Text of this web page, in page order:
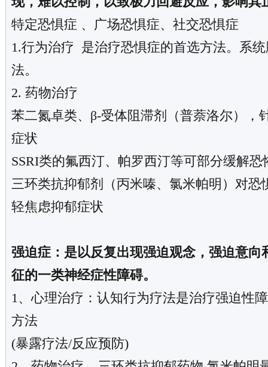
特定恐惧症 、广场恐惧症、社交恐惧症
1.行为治疗 是治疗恐惧症的首选方法。系
法。
2. 药物治疗
苯二氮卓类、β-受体阻滞剂（普萘洛尔），
症状
SSRI类的氟西汀、帕罗西汀等可部分缓解恐
三环类抗抑郁剂（丙米嗪、氯米帕明）对恐
轻焦虑抑郁症状
强迫症：是以反复出现强迫观念，强迫意向
征的一类神经症性障碍。
1、心理治疗：认知行为疗法是治疗强迫性
方法
(暴露疗法/反应预防)